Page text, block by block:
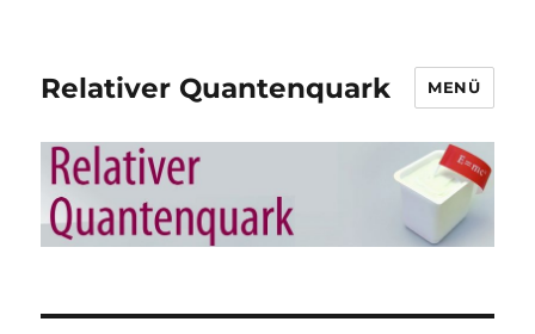
Relativer Quantenquark MENÜ